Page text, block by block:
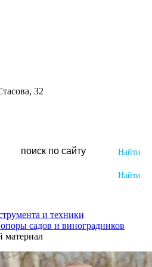
32
и техники
садов и виноградников
материал